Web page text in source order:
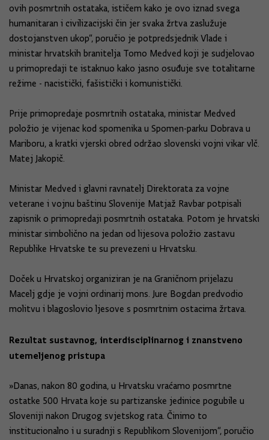
ovih posmrtnih ostataka, ističem kako je ovo iznad svega
humanitaran i civilizacijski čin jer svaka žrtva zaslužuje
dostojanstven ukop“, poručio je potpredsjednik Vlade i
ministar hrvatskih branitelja Tomo Medved koji je sudjelovao
u primopredaji te istaknuo kako jasno osuđuje sve totalitarne
režime - nacistički, fašistički i komunistički.
Prije primopredaje posmrtnih ostataka, ministar Medved
položio je vijenac kod spomenika u Spomen-parku Dobrava u
Mariboru, a kratki vjerski obred održao slovenski vojni vikar vlč.
Matej Jakopič.
Ministar Medved i glavni ravnatelj Direktorata za vojne
veterane i vojnu baštinu Slovenije Matjaž Ravbar potpisali
zapisnik o primopredaji posmrtnih ostataka. Potom je hrvatski
ministar simbolično na jedan od lijesova položio zastavu
Republike Hrvatske te su prevezeni u Hrvatsku.
Doček u Hrvatskoj organiziran je na Graničnom prijelazu
Macelj gdje je vojni ordinarij mons. Jure Bogdan predvodio
molitvu i blagoslovio ljesove s posmrtnim ostacima žrtava.
Rezultat sustavnog, interdisciplinarnog i znanstveno
utemeljenog pristupa
»Danas, nakon 80 godina, u Hrvatsku vraćamo posmrtne
ostatke 500 Hrvata koje su partizanske jedinice pogubile u
Sloveniji nakon Drugog svjetskog rata. Činimo to
institucionalno i u suradnji s Republikom Slovenijom“, poručio